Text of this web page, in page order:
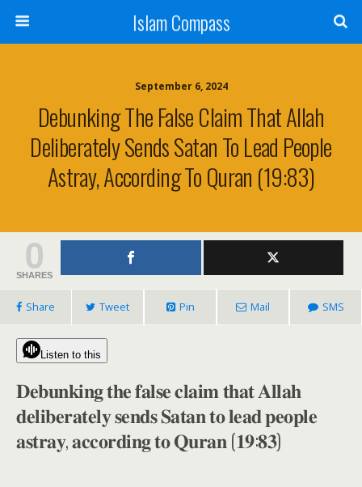
Islam Compass
September 6, 2024
Debunking The False Claim That Allah
Deliberately Sends Satan To Lead People
Astray, According To Quran (19:83)
0
SHARES
Share Tweet Pin Mail SMS
Listen to this
𝐃𝐞𝐛𝐮𝐧𝐤𝐢𝐧𝐠 𝐭𝐡𝐞 𝐟𝐚𝐥𝐬𝐞 𝐜𝐥𝐚𝐢𝐦 𝐭𝐡𝐚𝐭 𝐀𝐥𝐥𝐚𝐡
𝐝𝐞𝐥𝐢𝐛𝐞𝐫𝐚𝐭𝐞𝐥𝐲 𝐬𝐞𝐧𝐝𝐬 𝐒𝐚𝐭𝐚𝐧 𝐭𝐨 𝐥𝐞𝐚𝐝 𝐩𝐞𝐨𝐩𝐥𝐞
𝐚𝐬𝐭𝐫𝐚𝐲, 𝐚𝐜𝐜𝐨𝐫𝐝𝐢𝐧𝐠 𝐭𝐨 𝐐𝐮𝐫𝐚𝐧 (𝟏𝟗:𝟖𝟑)